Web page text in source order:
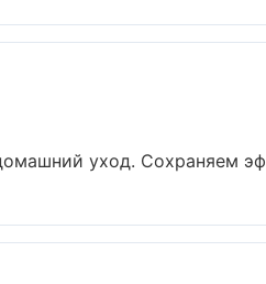
уход. Сохраняем